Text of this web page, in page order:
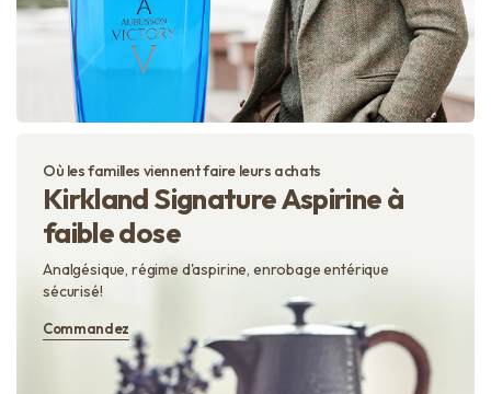
Où les familles viennent faire leurs achats
Kirkland Signature Aspirine à
faible dose
Analgésique, régime d'aspirine, enrobage entérique
sécurisé!
Commandez